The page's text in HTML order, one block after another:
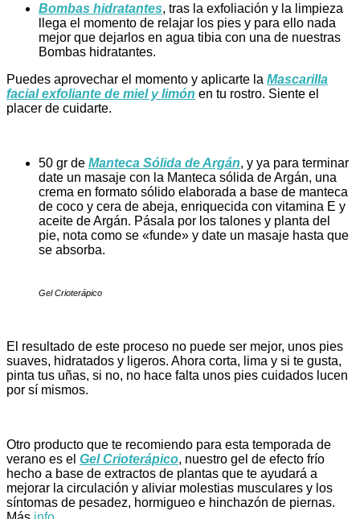
Bombas hidratantes, tras la exfoliación y la limpieza
llega el momento de relajar los pies y para ello nada
mejor que dejarlos en agua tibia con una de nuestras
Bombas hidratantes.
Puedes aprovechar el momento y aplicarte la Mascarilla
facial exfoliante de miel y limón en tu rostro. Siente el
placer de cuidarte.
50 gr de Manteca Sólida de Argán, y ya para terminar
date un masaje con la Manteca sólida de Argán, una
crema en formato sólido elaborada a base de manteca
de coco y cera de abeja, enriquecida con vitamina E y
aceite de Argán. Pásala por los talones y planta del
pie, nota como se «funde» y date un masaje hasta que
se absorba.
Gel Crioterápico
El resultado de este proceso no puede ser mejor, unos pies
suaves, hidratados y ligeros. Ahora corta, lima y si te gusta,
pinta tus uñas, si no, no hace falta unos pies cuidados lucen
por sí mismos.
Otro producto que te recomiendo para esta temporada de
verano es el Gel Crioterápico, nuestro gel de efecto frío
hecho a base de extractos de plantas que te ayudará a
mejorar la circulación y aliviar molestias musculares y los
síntomas de pesadez, hormigueo e hinchazón de piernas.